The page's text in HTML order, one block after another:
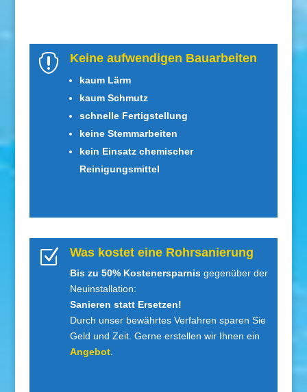
 Keine aufwendigen Bauarbeiten
kaum Lärm
kaum Schmutz
schnelle Fertigstellung
keine Stemmarbeiten
kein Einsatz chemischer
Reinigungsmittel
Z Was kostet eine Rohrsanierung
Bis zu 50% Kostenersparnisgegenüber der
Neuinstallation:
Sanieren statt Ersetzen!
Durch unser bewährtes Verfahren sparen Sie
Geld und Zeit. Gerne erstellen wir Ihnen ein
Angebot.